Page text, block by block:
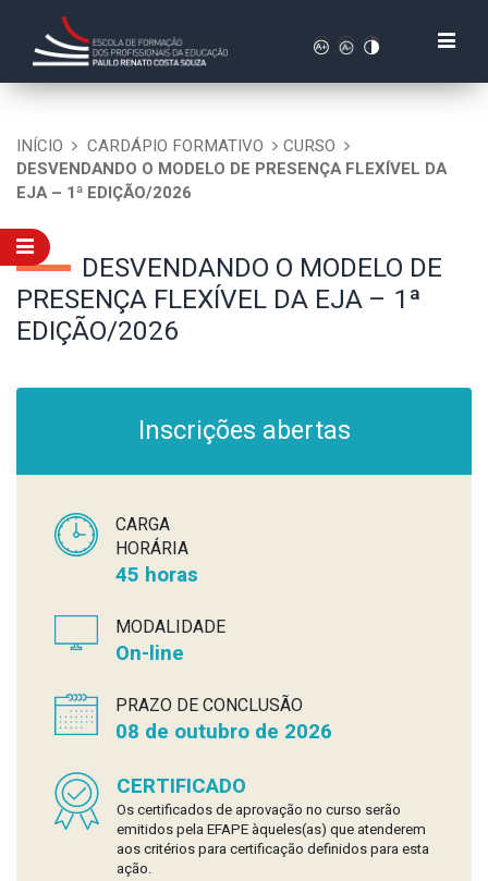
INÍCIO CARDÁPIO FORMATIVO
CURSO
DESVENDANDO O MODELO DE PRESENÇA FLEXÍVEL DA
EJA – 1ª EDIÇÃO/2026
DESVENDANDO O MODELO DE
PRESENÇA FLEXÍVEL DA EJA – 1ª
EDIÇÃO/2026
Inscrições abertas
CARGA
HORÁRIA
45 horas
MODALIDADE
On-line
PRAZO DE CONCLUSÃO
08 de outubro de 2026
CERTIFICADO
Os certificados de aprovação no curso serão
emitidos pela EFAPE àqueles(as) que atenderem
aos critérios para certificação definidos para esta
ação.